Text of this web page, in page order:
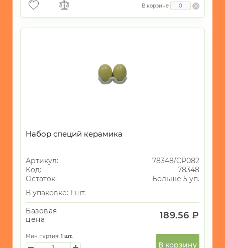
В корзине
Набор специй керамика
Артикул:
78348/CP082
Код:
78348
Остаток:
Больше 5 уп.
В упаковке: 1 шт.
Базовая
цена
189.56 ₽
Мин партия: 1 шт.
В корзину